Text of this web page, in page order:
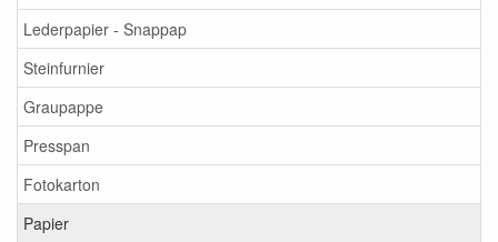
Lederpapier - Snappap
Steinfurnier
Graupappe
Presspan
Fotokarton
Papier